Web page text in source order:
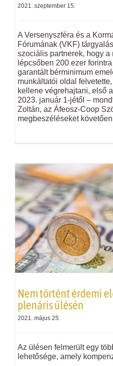
2021. szeptember 15.
A Versenyszféra és a
Fórumának (VKF)
szociális partnerek, hogy a
lépcsőben 200 ezer
garantált bérminimum
munkáltatói oldal
kellene végrehajtani, első
2023. január 1-jétől –
Zoltán, az Áfeosz-Coop
megbeszéléseket
Nem történt érdemi
plenáris ülésén
2021. május 25.
Az ülésen felmerült egy
lehetősége, amely